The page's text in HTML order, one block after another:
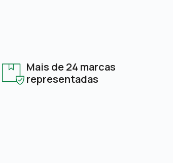
Mais de 24 marcas
representadas